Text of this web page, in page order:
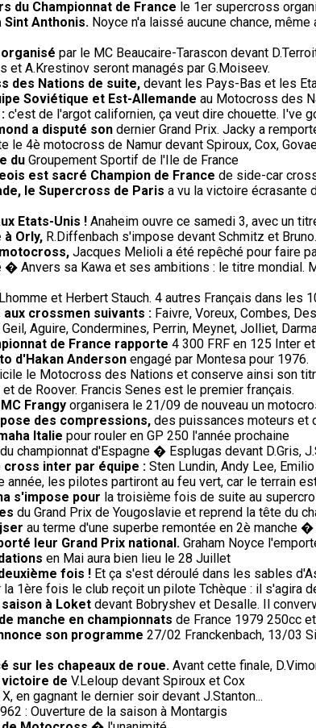
du Championnat de France le 1er supercross
Sint Anthonis. Noyce n'a laissé aucune chance,
par le MC Beaucaire-Tarascon devant
et A.Krestinov seront managés par G.Moiseev.
des Nations de suite, devant les Pays-Bas et les
Soviétique et Est-Allemande au Motocross des
c'est de l'argot californien, ça veut dire chouette. I've
a disputé son dernier Grand Prix. Jacky a
le 4è motocross de Namur devant Spiroux, Cox,
du Groupement Sportif de l'Ile de France
est sacré Champion de France de side-car
le Supercross de Paris a vu la victoire écrasante
Etats-Unis ! Anaheim ouvre ce samedi 3, avec un
Orly, R.Diffenbach s'impose devant Schmitz et Bruno.
Jacques Melioli a été repêché pour faire
� Anvers sa Kawa et ses ambitions : le titre
et Herbert Stauch. 4 autres Français dans les
crossmen suivants : Faivre, Voreux, Combes,
Aguire, Condermines, Perrin, Meynet, Jolliet,
de France rapporte 4 300 FRF en 125 Inter
d'Hakan Anderson engagé par Montesa pour 1976.
le Motocross des Nations et conserve ainsi son
de Roover. Francis Senes est le premier français.
Frangy organisera le 21/09 de nouveau un
des compressions, des puissances moteurs
Italie pour rouler en GP 250 l'année prochaine
championnat d'Espagne � Esplugas devant D.Gris,
cross inter par équipe : Sten Lundin, Andy Lee,
année, les pilotes partiront au feu vert, car le terrain
s'impose pour la troisième fois de suite au
du Grand Prix de Yougoslavie et reprend la tête du
au terme d'une superbe remontée en 2è manche
leur Grand Prix national. Graham Noyce
en Mai aura bien lieu le 28 Juillet
fois ! Et ça s'est déroulé dans les sables
la 1ère fois le club reçoit un pilote Tchèque : il s'agira
à Loket devant Bobryshev et Desalle. Il
manche en championnats de France 1979 250cc
son programme 27/02 Franckenbach, 13/03
sur les chapeaux de roue. Avant cette finale,
victoire de V.Leloup devant Spiroux et Cox
en gagnant le dernier soir devant J.Stanton...
: Ouverture de la saison à Montargis